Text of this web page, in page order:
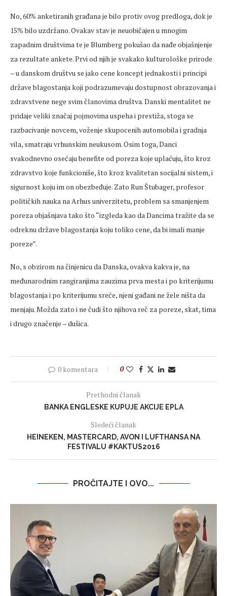
No, 60% anketiranih građana je bilo protiv ovog predloga, dok je
15% bilo uzdržano. Ovakav stav je neuobičajen u mnogim
zapadnim društvima te je Blumberg pokušao da nađe objašnjenje
za rezultate ankete. Prvi od njih je svakako kulturološke prirode
– u danskom društvu se jako cene koncept jednakosti i principi
države blagostanja koji podrazumevaju dostupnost obrazovanja i
zdravstvene nege svim članovima društva. Danski mentalitet ne
pridaje veliki značaj pojmovima uspeha i prestiža, stoga se
razbacivanje novcem, voženje skupocenih automobila i gradnja
vila, smatraju vrhunskim neukusom. Osim toga, Danci
svakodnevno osećaju benefite od poreza koje uplaćuju, što kroz
zdravstvo koje funkcioniše, što kroz kvalitetan socijalni sistem, i
sigurnost koju im on obezbeđuje. Zato Run Štubager, profesor
političkih nauka na Arhus univerzitetu, problem sa smanjenjem
poreza objašnjava tako što “izgleda kao da Dancima tražite da se
odreknu države blagostanja koju toliko cene, da bi imali manje
poreze”.
No, s obzirom na činjenicu da Danska, ovakva kakva je, na
međunarodnim rangiranjima zauzima prva mesta i po kriterijumu
blagostanja i po kriterijumu sreće, njeni gađani ne žele ništa da
menjaju. Možda zato i ne čudi što njihova reč za poreze, skat, tima
i drugo značenje – dušica.
0 komentara 0
Prethodni članak
BANKA ENGLESKE KUPUJE AKCIJE EPLA
Sledeći članak
HEINEKEN, MASTERCARD, AVON I LUFTHANSA NA
FESTIVALU #KAKTUS2016
PROČITAJTE I OVO...